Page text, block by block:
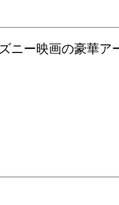
ー映画の豪華ア